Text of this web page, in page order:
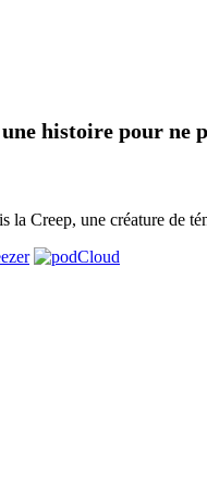
histoire pour ne
la Creep, une créature de